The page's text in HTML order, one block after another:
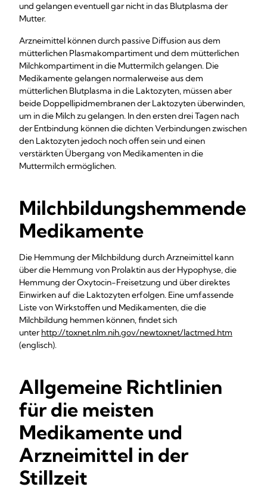
und gelangen eventuell gar nicht in das Blutplasma der
Mutter.
Arzneimittel können durch passive Diffusion aus dem
mütterlichen Plasmakompartiment und dem mütterlichen
Milchkompartiment in die Muttermilch gelangen. Die
Medikamente gelangen normalerweise aus dem
mütterlichen Blutplasma in die Laktozyten, müssen aber
beide Doppellipidmembranen der Laktozyten überwinden,
um in die Milch zu gelangen. In den ersten drei Tagen nach
der Entbindung können die dichten Verbindungen zwischen
den Laktozyten jedoch noch offen sein und einen
verstärkten Übergang von Medikamenten in die
Muttermilch ermöglichen.
Milchbildungshemmende
Medikamente
Die Hemmung der Milchbildung durch Arzneimittel kann
über die Hemmung von Prolaktin aus der Hypophyse, die
Hemmung der Oxytocin-Freisetzung und über direktes
Einwirken auf die Laktozyten erfolgen. Eine umfassende
Liste von Wirkstoffen und Medikamenten, die die
Milchbildung hemmen können, findet sich
unterhttp://toxnet.nlm.nih.gov/newtoxnet/lactmed.htm
(englisch).
Allgemeine Richtlinien
für die meisten
Medikamente und
Arzneimittel in der
Stillzeit